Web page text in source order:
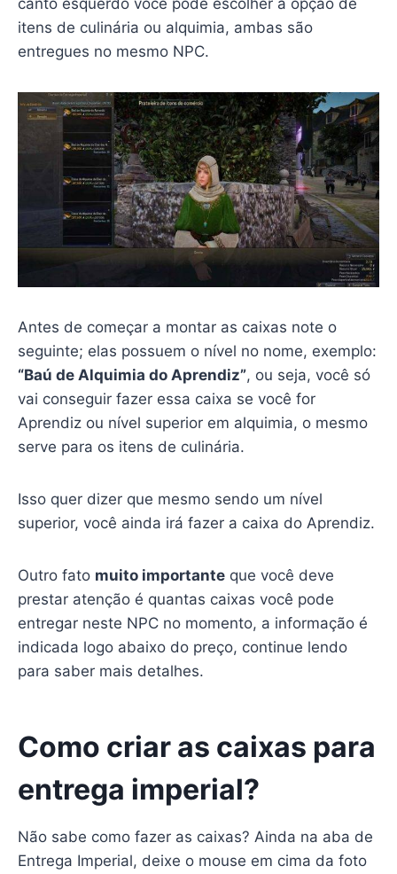
itens de culinária ou alquimia, ambas são
entregues no mesmo NPC.
Antes de começar a montar as caixas note o
seguinte; elas possuem o nível no nome, exemplo:
“Baú de Alquimia do Aprendiz”, ou seja, você só
vai conseguir fazer essa caixa se você for
Aprendiz ou nível superior em alquimia, o mesmo
serve para os itens de culinária.
Isso quer dizer que mesmo sendo um nível
superior, você ainda irá fazer a caixa do Aprendiz.
Outro fato muito importanteque você deve
prestar atenção é quantas caixas você pode
entregar neste NPC no momento, a informação é
indicada logo abaixo do preço, continue lendo
para saber mais detalhes.
Como criar as caixas para
entrega imperial?
Não sabe como fazer as caixas? Ainda na aba de
Entrega Imperial, deixe o mouse em cima da foto